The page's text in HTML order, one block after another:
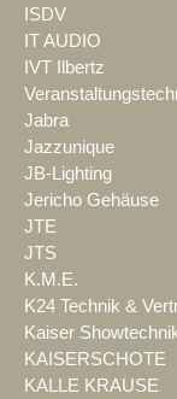
ISDV
IT AUDIO
IVT Ilbertz
Jabra
Jazzunique
JB-Lighting
Jericho Gehäuse
JTE
JTS
K.M.E.
K24 Technik &
Kaiser
KAISERSCHOTE
KALLE KRAUSE